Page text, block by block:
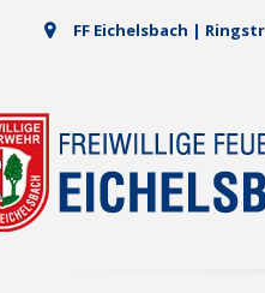
FF Eichelsbach |